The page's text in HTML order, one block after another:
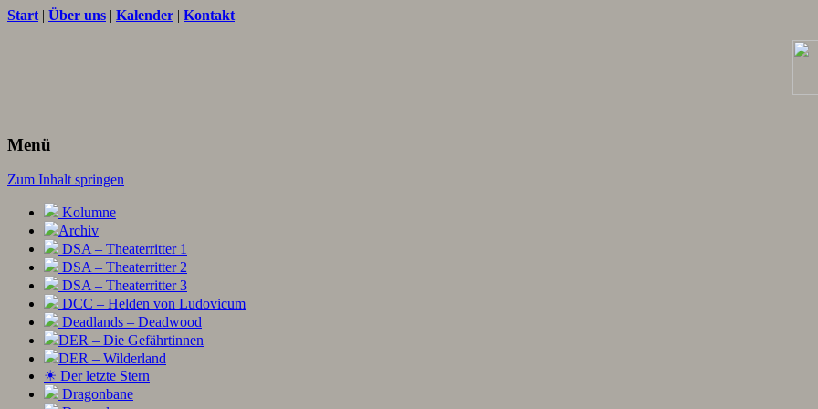
Start | Über uns | Kalender | Kontakt
Menü
Zum Inhalt springen
Kolumne
Archiv
DSA – Theaterritter 1
DSA – Theaterritter 2
DSA – Theaterritter 3
DCC – Helden von Ludovicum
Deadlands – Deadwood
DER – Die Gefährtinnen
DER – Wilderland
☀ Der letzte Stern
Dragonbane